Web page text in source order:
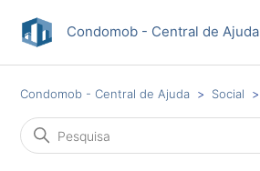
Condomob - Central de Ajuda
Condomob - Central de Ajuda Social